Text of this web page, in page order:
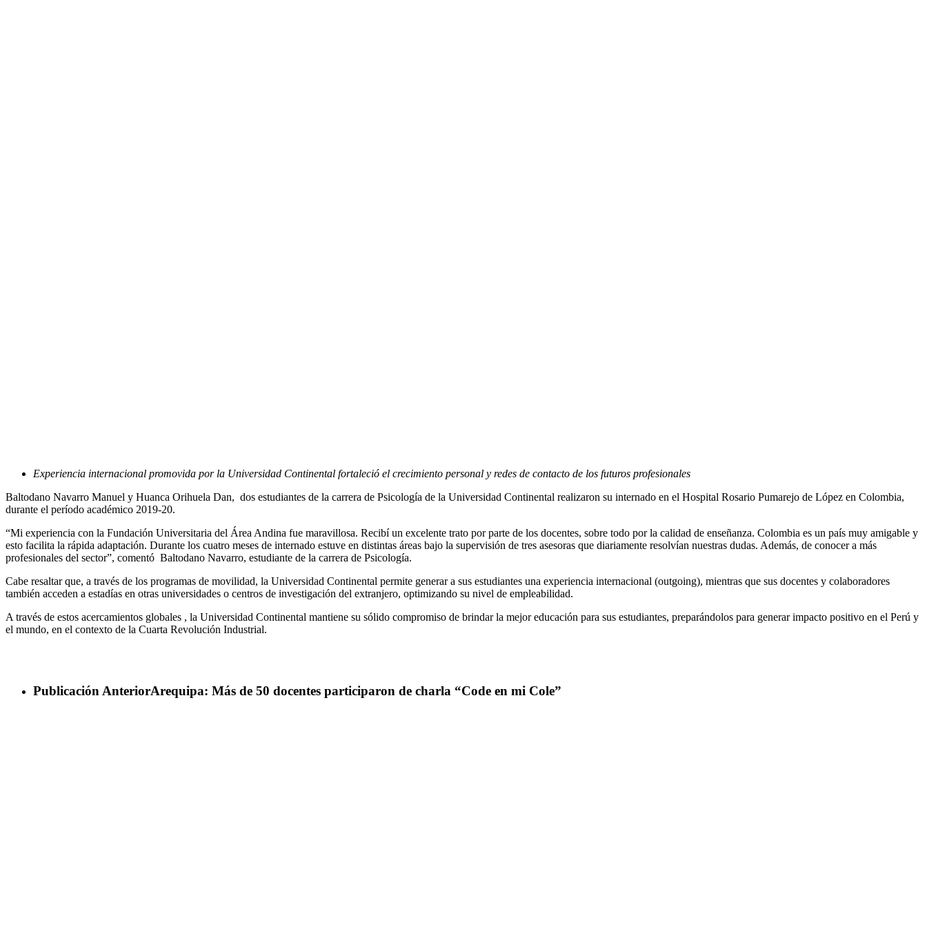
Experiencia internacional promovida por la Universidad Continental fortaleció el crecimiento personal y redes de contacto de los futuros profesionales
Baltodano Navarro Manuel y Huanca Orihuela Dan, dos estudiantes de la carrera de Psicología de la Universidad Continental realizaron su internado en el Hospital Rosario Pumarejo de López en Colombia,
durante el período académico 2019-20.
“Mi experiencia con la Fundación Universitaria del Área Andina fue maravillosa. Recibí un excelente trato por parte de los docentes, sobre todo por la calidad de enseñanza. Colombia es un país muy amigable y
esto facilita la rápida adaptación. Durante los cuatro meses de internado estuve en distintas áreas bajo la supervisión de tres asesoras que diariamente resolvían nuestras dudas. Además, de conocer a más
profesionales del sector”, comentó Baltodano Navarro, estudiante de la carrera de Psicología.
Cabe resaltar que, a través de los programas de movilidad, la Universidad Continental permite generar a sus estudiantes una experiencia internacional (outgoing), mientras que sus docentes y colaboradores
también acceden a estadías en otras universidades o centros de investigación del extranjero, optimizando su nivel de empleabilidad.
A través de estos acercamientos globales , la Universidad Continental mantiene su sólido compromiso de brindar la mejor educación para sus estudiantes, preparándolos para generar impacto positivo en el Perú y
el mundo, en el contexto de la Cuarta Revolución Industrial.
Publicación AnteriorArequipa: Más de 50 docentes participaron de charla “Code en mi Cole”